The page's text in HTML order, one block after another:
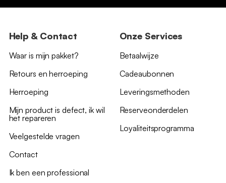
Help & Contact
Waar is mijn pakket?
Retours en herroeping
Herroeping
Mijn product is defect, ik wil
het repareren
Veelgestelde vragen
Contact
Ik ben een professional
Onze Services
Betaalwijze
Cadeaubonnen
Leveringsmethoden
Reserveonderdelen
Loyaliteitsprogramma